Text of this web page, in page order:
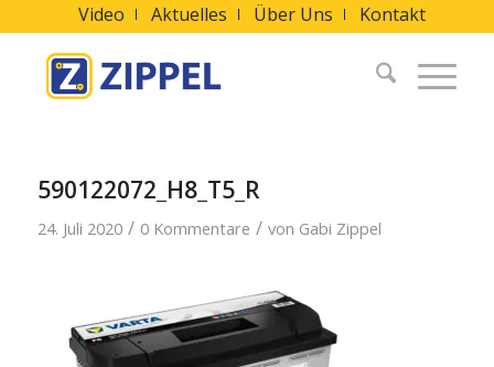
Video Aktuelles Über Uns Kontakt
590122072_H8_T5_R
24. Juli 2020 / 0 Kommentare / von Gabi Zippel